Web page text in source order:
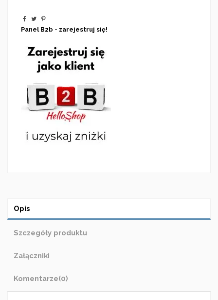
Panel B2b - zarejestruj się!
Opis
Szczegóły produktu
Załączniki
Komentarze(0)